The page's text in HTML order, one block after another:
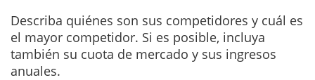
Describa quiénes son sus competidores y cuál es
el mayor competidor. Si es posible, incluya
también su cuota de mercado y sus ingresos
anuales.